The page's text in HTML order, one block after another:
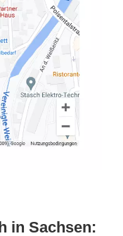
in Sachsen: